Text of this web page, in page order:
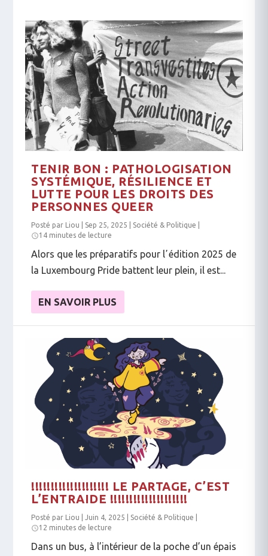
TENIR BON : PATHOLOGISATION
SYSTÉMIQUE, RÉSILIENCE ET
LUTTE POUR LES DROITS DES
PERSONNES QUEER
Posté par Liou Sep 25, 2025 Société & Politique
14 minutes de lecture
Alors que les préparatifs pour lʼédition 2025 de
la Luxembourg Pride battent leur plein, il est...
EN SAVOIR PLUS
!!!!!!!!!!!!!!!!!!!! LE PARTAGE, C’EST
L’ENTRAIDE !!!!!!!!!!!!!!!!!!!!
Posté par Liou Juin 4, 2025 Société & Politique
12 minutes de lecture
Dans un bus, à l’intérieur de la poche d’un épais